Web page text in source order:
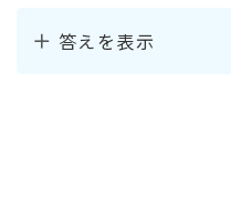
答えを表示